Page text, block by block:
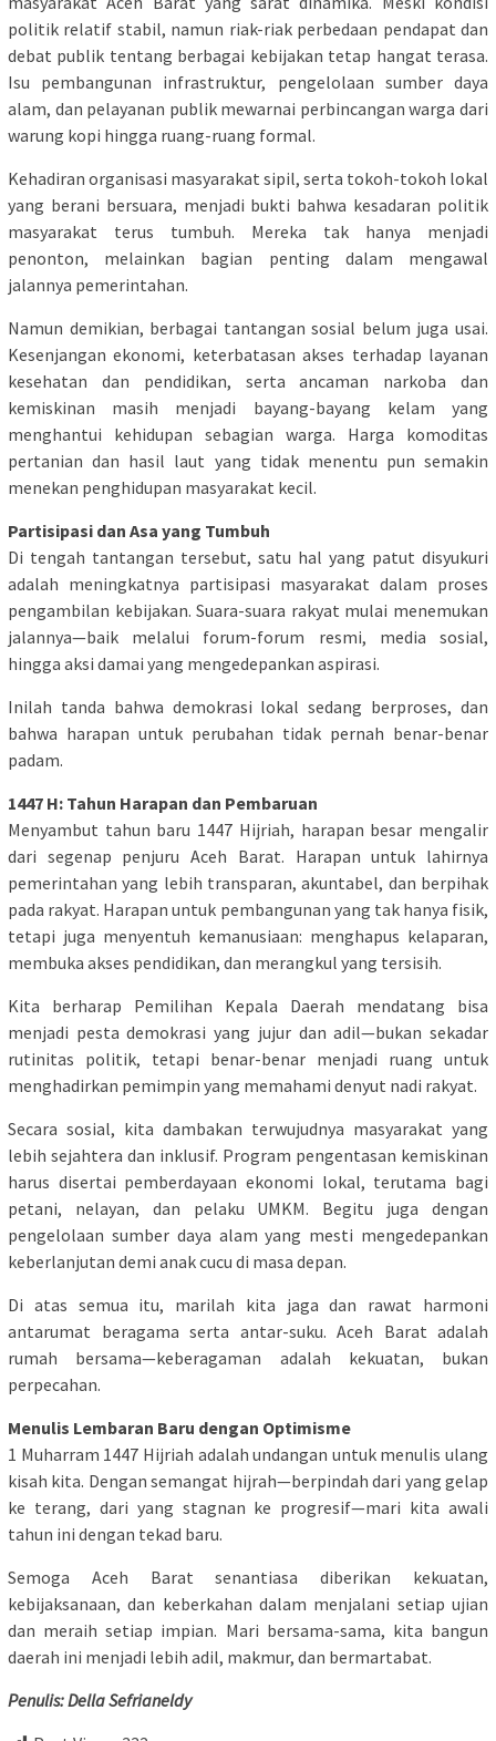
politik relatif stabil, namun riak-riak perbedaan pendapat dan
debat publik tentang berbagai kebijakan tetap hangat terasa.
Isu pembangunan infrastruktur, pengelolaan sumber daya
alam, dan pelayanan publik mewarnai perbincangan warga dari
warung kopi hingga ruang-ruang formal.
Kehadiran organisasi masyarakat sipil, serta tokoh-tokoh lokal
yang berani bersuara, menjadi bukti bahwa kesadaran politik
masyarakat terus tumbuh. Mereka tak hanya menjadi
penonton, melainkan bagian penting dalam mengawal
jalannya pemerintahan.
Namun demikian, berbagai tantangan sosial belum juga usai.
Kesenjangan ekonomi, keterbatasan akses terhadap layanan
kesehatan dan pendidikan, serta ancaman narkoba dan
kemiskinan masih menjadi bayang-bayang kelam yang
menghantui kehidupan sebagian warga. Harga komoditas
pertanian dan hasil laut yang tidak menentu pun semakin
menekan penghidupan masyarakat kecil.
Partisipasi dan Asa yang Tumbuh
Di tengah tantangan tersebut, satu hal yang patut disyukuri
adalah meningkatnya partisipasi masyarakat dalam proses
pengambilan kebijakan. Suara-suara rakyat mulai menemukan
jalannya—baik melalui forum-forum resmi, media sosial,
hingga aksi damai yang mengedepankan aspirasi.
Inilah tanda bahwa demokrasi lokal sedang berproses, dan
bahwa harapan untuk perubahan tidak pernah benar-benar
padam.
1447 H: Tahun Harapan dan Pembaruan
Menyambut tahun baru 1447 Hijriah, harapan besar mengalir
dari segenap penjuru Aceh Barat. Harapan untuk lahirnya
pemerintahan yang lebih transparan, akuntabel, dan berpihak
pada rakyat. Harapan untuk pembangunan yang tak hanya fisik,
tetapi juga menyentuh kemanusiaan: menghapus kelaparan,
membuka akses pendidikan, dan merangkul yang tersisih.
Kita berharap Pemilihan Kepala Daerah mendatang bisa
menjadi pesta demokrasi yang jujur dan adil—bukan sekadar
rutinitas politik, tetapi benar-benar menjadi ruang untuk
menghadirkan pemimpin yang memahami denyut nadi rakyat.
Secara sosial, kita dambakan terwujudnya masyarakat yang
lebih sejahtera dan inklusif. Program pengentasan kemiskinan
harus disertai pemberdayaan ekonomi lokal, terutama bagi
petani, nelayan, dan pelaku UMKM. Begitu juga dengan
pengelolaan sumber daya alam yang mesti mengedepankan
keberlanjutan demi anak cucu di masa depan.
Di atas semua itu, marilah kita jaga dan rawat harmoni
antarumat beragama serta antar-suku. Aceh Barat adalah
rumah bersama—keberagaman adalah kekuatan, bukan
perpecahan.
Menulis Lembaran Baru dengan Optimisme
1 Muharram 1447 Hijriah adalah undangan untuk menulis ulang
kisah kita. Dengan semangat hijrah—berpindah dari yang gelap
ke terang, dari yang stagnan ke progresif—mari kita awali
tahun ini dengan tekad baru.
Semoga Aceh Barat senantiasa diberikan kekuatan,
kebijaksanaan, dan keberkahan dalam menjalani setiap ujian
dan meraih setiap impian. Mari bersama-sama, kita bangun
daerah ini menjadi lebih adil, makmur, dan bermartabat.
Penulis: Della Sefrianeldy